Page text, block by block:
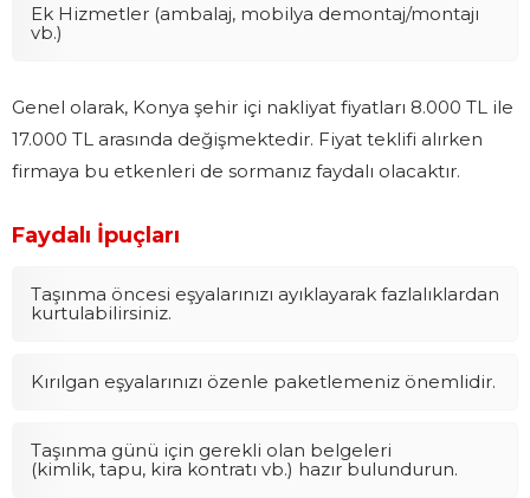
Ek Hizmetler (ambalaj, mobilya demontaj/montajı
vb.)
Genel olarak, Konya şehir içi nakliyat fiyatları 8.000 TL ile
17.000 TL arasında değişmektedir. Fiyat teklifi alırken
firmaya bu etkenleri de sormanız faydalı olacaktır.
Faydalı İpuçları
Taşınma öncesi eşyalarınızı ayıklayarak fazlalıklardan
kurtulabilirsiniz.
Kırılgan eşyalarınızı özenle paketlemeniz önemlidir.
Taşınma günü için gerekli olan belgeleri
(kimlik, tapu, kira kontratı vb.) hazır bulundurun.